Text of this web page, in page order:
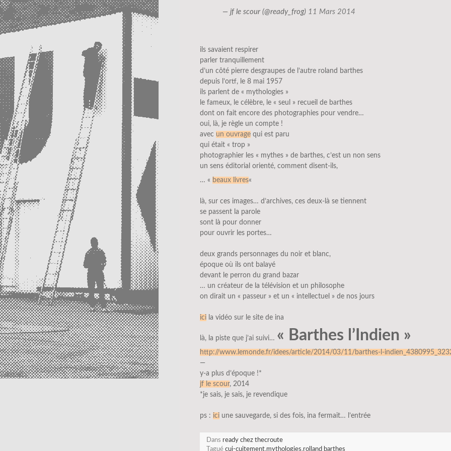
— jf le scour (@ready_frog) 11 Mars 2014
ils savaient respirer
parler tranquillement
d’un côté pierre desgraupes de l’autre roland barthes
depuis l’ortf, le 8 mai 1957
ils parlent de « mythologies »
le fameux, le célèbre, le « seul » recueil de barthes
dont on fait encore des photographies pour vendre…
oui, là, je règle un compte !
avec un ouvrage qui est paru
qui était « trop »
photographier les « mythes » de barthes, c’est un non sens
un sens éditorial orienté, comment disent-ils,
… « beaux livres«
là, sur ces images… d’archives, ces deux-là se tiennent
se passent la parole
sont là pour donner
pour ouvrir les portes…
deux grands personnages du noir et blanc,
époque où ils ont balayé
devant le perron du grand bazar
… un créateur de la télévision et un philosophe
on dirait un « passeur » et un « intellectuel » de nos jours
ici la vidéo sur le site de ina
là, la piste que j’ai suivi… « Barthes l’Indien »
http://www.lemonde.fr/idees/article/2014/03/11/barthes-l-
—
y-a plus d’époque !*
jf le scour, 2014
*je sais, je sais, je revendique
ps : ici une sauvegarde, si des fois, ina fermait… l’entrée
Dans ready chez thecroute
Tagué cui-cuitement,mythologies,rolland barthes